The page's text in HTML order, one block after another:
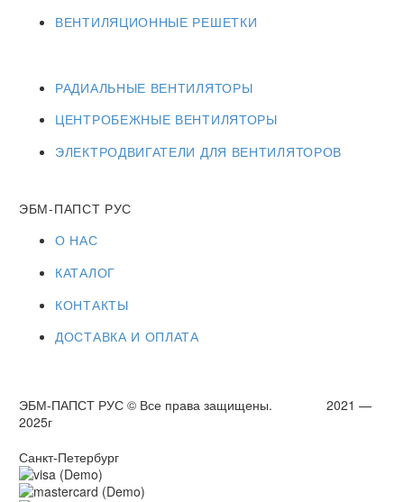
ВЕНТИЛЯЦИОННЫЕ РЕШЕТКИ
РАДИАЛЬНЫЕ ВЕНТИЛЯТОРЫ
ЦЕНТРОБЕЖНЫЕ ВЕНТИЛЯТОРЫ
ЭЛЕКТРОДВИГАТЕЛИ ДЛЯ ВЕНТИЛЯТОРОВ
ЭБМ-ПАПСТ РУС
О НАС
КАТАЛОГ
КОНТАКТЫ
ДОСТАВКА И ОПЛАТА
ЭБМ-ПАПСТ РУС © Все права защищены. 2021 —
2025г
Санкт-Петербург